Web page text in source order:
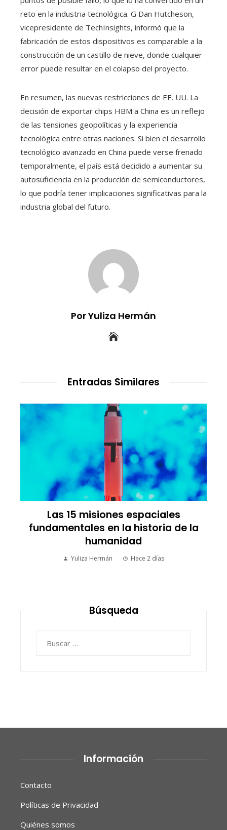
reto en la industria tecnológica. G Dan Hutcheson,
vicepresidente de TechInsights, informó que la
fabricación de estos dispositivos es comparable a la
construcción de un castillo de nieve, donde cualquier
error puede resultar en el colapso del proyecto.
En resumen, las nuevas restricciones de EE. UU. La
decisión de exportar chips HBM a China es un reflejo
de las tensiones geopolíticas y la experiencia
tecnológica entre otras naciones. Si bien el desarrollo
tecnológico avanzado en China puede verse frenado
temporalmente, el país está decidido a aumentar su
autosuficiencia en la producción de semiconductores,
lo que podría tener implicaciones significativas para la
industria global del futuro.
Por Yuliza Hermán
Entradas Similares
Las 15 misiones espaciales
fundamentales en la historia de la
humanidad
Yuliza Hermán Hace 2 días
Búsqueda
Información
Contacto
Políticas de Privacidad
Quiénes somos